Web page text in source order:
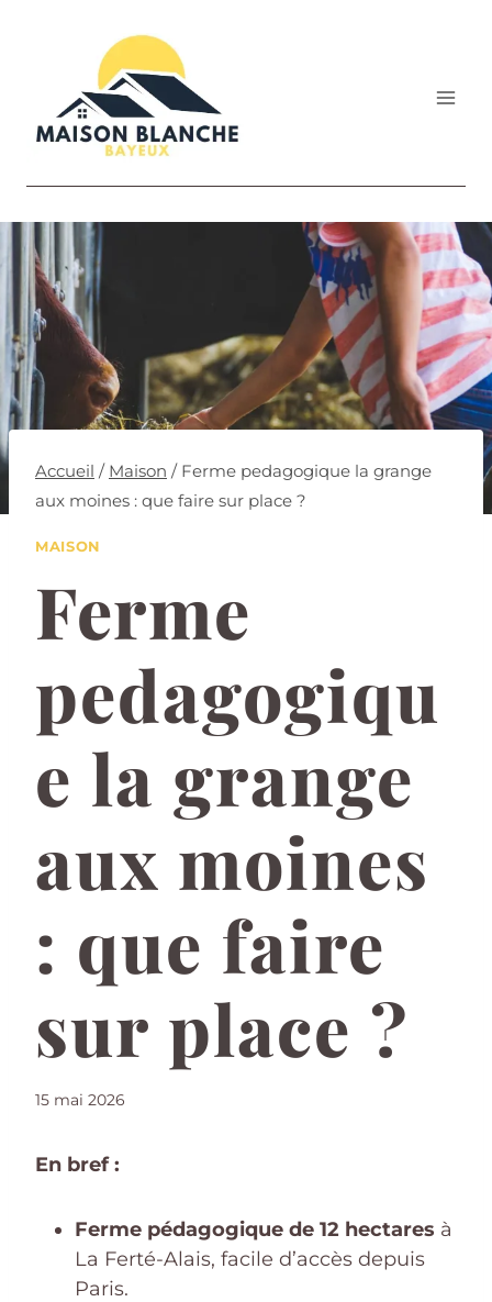
Accueil / Maison / Ferme pedagogique la grange
aux moines : que faire sur place ?
MAISON
Ferme
pedagogiqu
e la grange
aux moines
: que faire
sur place ?
15 mai 2026
En bref :
Ferme pédagogique de 12 hectares à
La Ferté-Alais, facile d’accès depuis
Paris.